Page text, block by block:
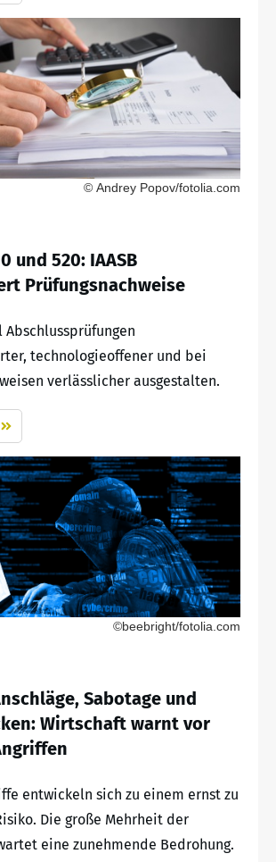
© Andrey Popov/fotolia.com
und 520: IAASB
Prüfungsnachweise
Abschlussprüfungen
technologieoffener und bei
verlässlicher ausgestalten.
©beebright/fotolia.com
Sabotage und
Wirtschaft warnt vor
entwickeln sich zu einem ernst zu
Die große Mehrheit der
eine zunehmende Bedrohung.